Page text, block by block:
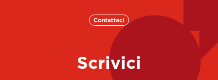
Contattaci
Scrivici